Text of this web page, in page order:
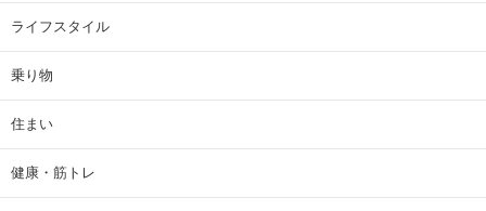
ライフスタイル
乗り物
住まい
健康・筋トレ